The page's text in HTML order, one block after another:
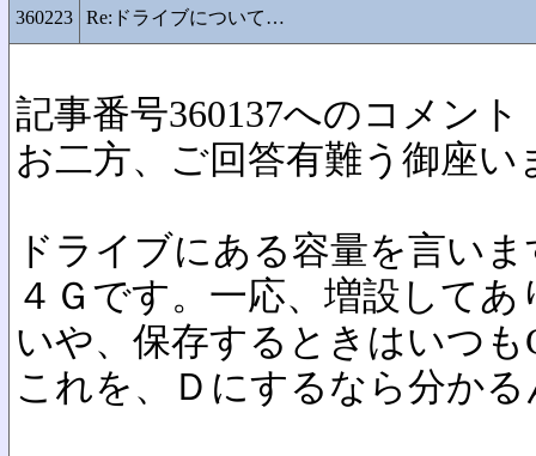
360223 Re:ドライブについて…
記事番号360137へのコメント
お二方、ご回答有難う御座い
ドライブにある容量を言い
４Ｇです。一応、増設してあ
いや、保存するときはいつ
これを、Ｄにするなら分か